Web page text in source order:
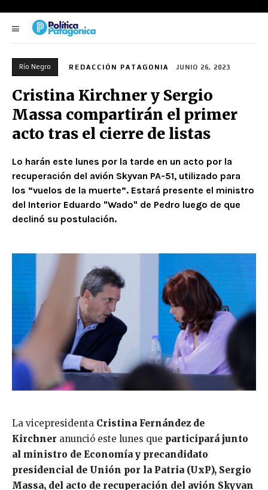
Río Negro REDACCIÓN PATAGONIA JUNIO 26, 2023
Cristina Kirchner y Sergio
Massa compartirán el primer
acto tras el cierre de listas
Lo harán este lunes por la tarde en un acto por la
recuperación del avión Skyvan PA-51, utilizado para
los “vuelos de la muerte”. Estará presente el ministro
del Interior Eduardo "Wado" de Pedro luego de que
declinó su postulación.
La vicepresidenta Cristina Fernández de
Kirchner anunció este lunes que participará junto
al ministro de Economía y precandidato
presidencial de Unión por la Patria (UxP), Sergio
Massa, del acto de recuperación del avión Skyvan